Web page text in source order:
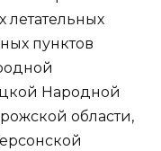
летательных
пунктов
Народной
области,